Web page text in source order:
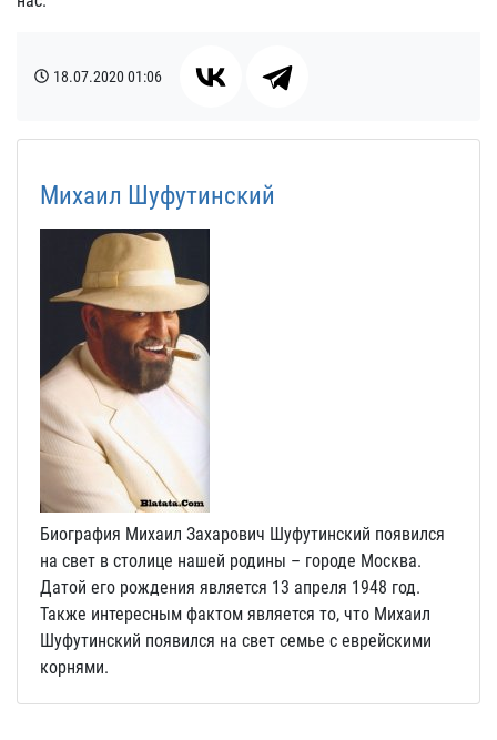
18.07.202001:06
Михаил Шуфутинский
Биография Михаил Захарович Шуфутинский появился
на свет в столице нашей родины – городе Москва.
Датой его рождения является 13 апреля 1948 год.
Также интересным фактом является то, что Михаил
Шуфутинский появился на свет семье с еврейскими
корнями.